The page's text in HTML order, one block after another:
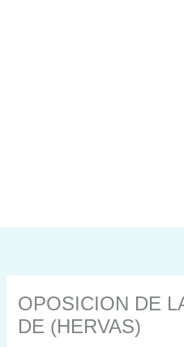
OPOSICION DE
DE (HERVAS)